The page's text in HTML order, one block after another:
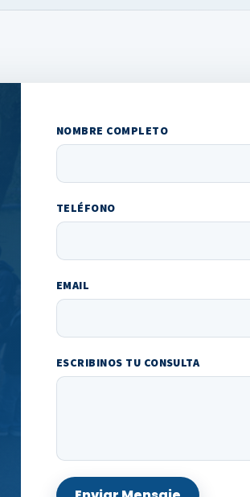
NOMBRE COMPLETO
TELÉFONO
EMAIL
ESCRIBINOS TU CONSULTA